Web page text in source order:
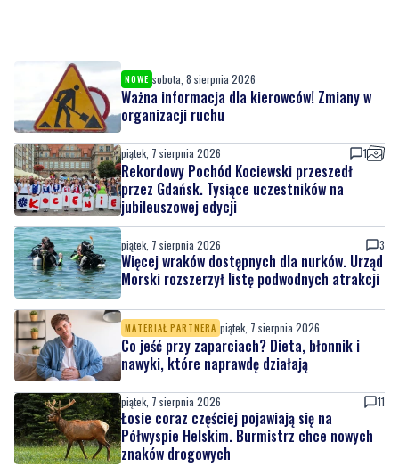
NOWE sobota, 8 sierpnia 2026
Ważna informacja dla kierowców! Zmiany w
organizacji ruchu
piątek, 7 sierpnia 2026 1
Rekordowy Pochód Kociewski przeszedł
przez Gdańsk. Tysiące uczestników na
jubileuszowej edycji
piątek, 7 sierpnia 2026 3
Więcej wraków dostępnych dla nurków. Urząd
Morski rozszerzył listę podwodnych atrakcji
MATERIAŁ PARTNERA piątek, 7 sierpnia 2026
Co jeść przy zaparciach? Dieta, błonnik i
nawyki, które naprawdę działają
piątek, 7 sierpnia 2026 11
Łosie coraz częściej pojawiają się na
Półwyspie Helskim. Burmistrz chce nowych
znaków drogowych